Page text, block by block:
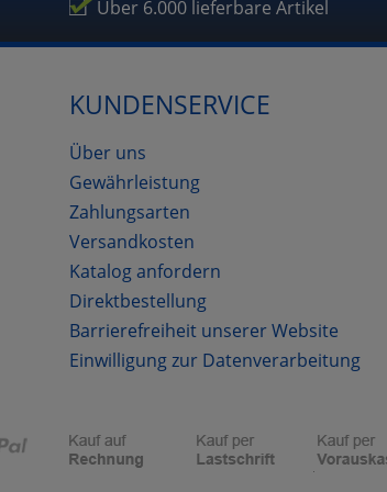
Über 6.000 lieferbare Artikel
KUNDENSERVICE
Über uns
Gewährleistung
Zahlungsarten
Versandkosten
Katalog anfordern
Direktbestellung
Barrierefreiheit unserer Website
Einwilligung zur Datenverarbeitung